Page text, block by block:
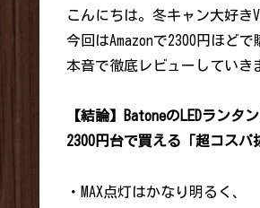
こんにちは。冬キャン大好き
今回はAmazonで2300円ほど
本音で徹底レビューしていき
【結論】BatoneのLEDランタン
2300円台で買える「超コスパ
・MAX点灯はかなり明るく、